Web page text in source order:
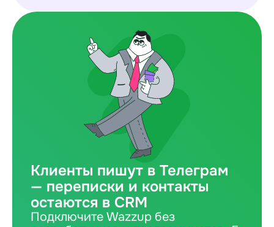
Клиенты пишут в Телеграм
— переписки и контакты
остаются в CRM
Подключите Wazzup без